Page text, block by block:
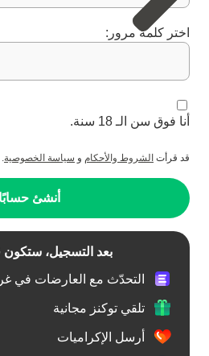
اختر كلمة مرور:
أنا فوق سن الـ 18 سنة.
قد قرأت الشروط والأحكام و سياسة الخصوصية.
أنشئ حسابًا
بعد التسجيل، ستكون
التحدّث مع العارضات في
تلقي توكنز مجانية
أرسل الإكراميات